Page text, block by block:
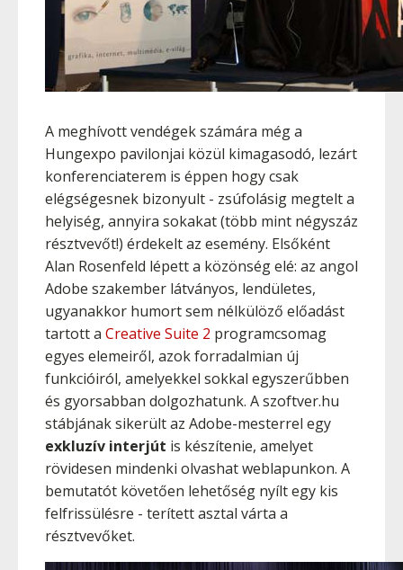
A meghívott vendégek számára még a
Hungexpo pavilonjai közül kimagasodó, lezárt
konferenciaterem is éppen hogy csak
elégségesnek bizonyult - zsúfolásig megtelt a
helyiség, annyira sokakat (több mint négyszáz
résztvevőt!) érdekelt az esemény. Elsőként
Alan Rosenfeld lépett a közönség elé: az angol
Adobe szakember látványos, lendületes,
ugyanakkor humort sem nélkülöző előadást
tartott a Creative Suite 2 programcsomag
egyes elemeiről, azok forradalmian új
funkcióiról, amelyekkel sokkal egyszerűbben
és gyorsabban dolgozhatunk. A szoftver.hu
stábjának sikerült az Adobe-mesterrel egy
exkluzív interjút is készítenie, amelyet
rövidesen mindenki olvashat weblapunkon. A
bemutatót követően lehetőség nyílt egy kis
felfrissülésre - terített asztal várta a
résztvevőket.